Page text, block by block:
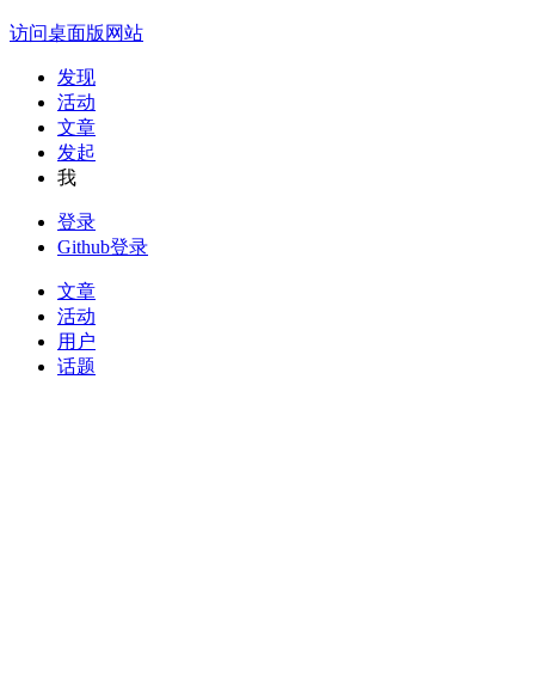
访问桌面版网站
发现
活动
文章
发起
我
登录
Github登录
文章
活动
用户
话题